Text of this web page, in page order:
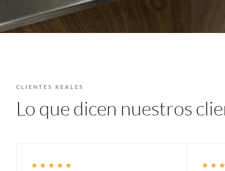
CLIENTES REALES
Lo que dicen nuestros
★★★★★